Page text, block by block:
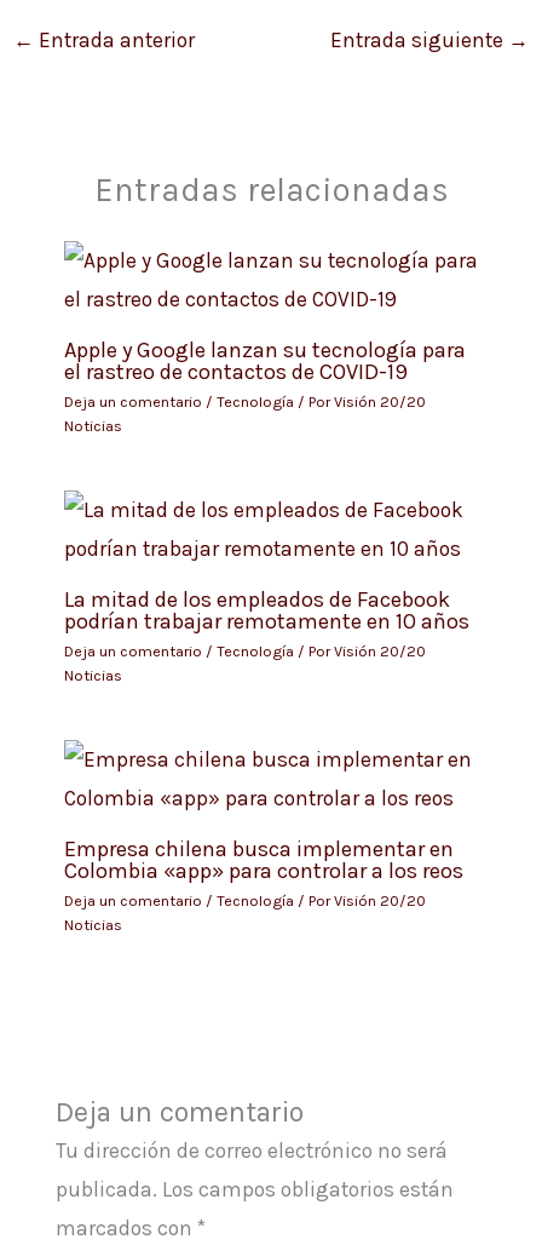
← Entrada anterior Entrada siguiente →
Entradas relacionadas
Apple y Google lanzan su tecnología para
el rastreo de contactos de COVID-19
Deja un comentario / Tecnología / PorVisión 20/20
Noticias
La mitad de los empleados de Facebook
podrían trabajar remotamente en 10 años
Deja un comentario / Tecnología / PorVisión 20/20
Noticias
Empresa chilena busca implementar en
Colombia «app» para controlar a los reos
Deja un comentario / Tecnología / PorVisión 20/20
Noticias
Deja un comentario
Tu dirección de correo electrónico no será
publicada. Los campos obligatorios están
marcados con *